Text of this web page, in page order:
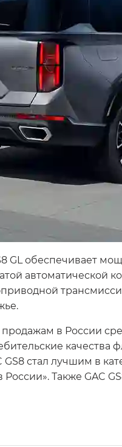
GL обеспечивает
автоматической
продажам в России
качества
стал лучшим в
Также GAC